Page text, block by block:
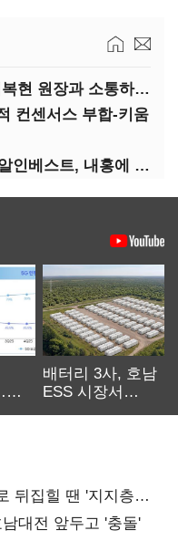
(단독)나재철 금투협회장, 이복현 원장과 소통하는 사이?
컨센서스 부합-키움
(단독)미스터피자 인수한 티알인베스트, 내홍에 무너진 멜파스 인수전 참여
배터리 3사, 호남
ESS 시장서
뒤집힐 땐 '지지층
대전 앞두고 '충돌'